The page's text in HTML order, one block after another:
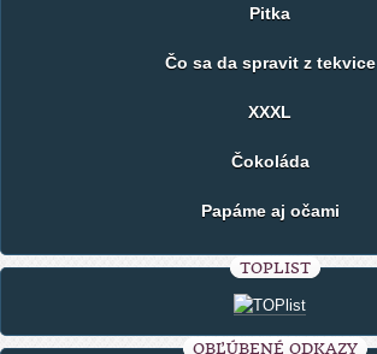
Pitka
Čo sa da spravit z tekvice
XXXL
Čokoláda
Papáme aj očami
TOPLIST
OBĽÚBENÉ ODKAZY